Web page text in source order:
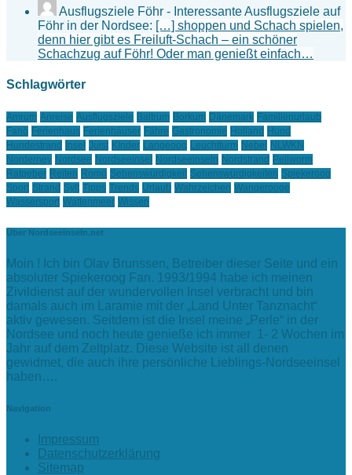
Ausflugsziele Föhr - Interessante Ausflugsziele auf
Föhr in der Nordsee: […] shoppen und Schach spielen,
denn hier gibt es Freiluft-Schach – ein schöner
Schachzug auf Föhr! Oder man genießt einfach…
Schlagwörter
Amrum Anreise Ausflugsziele Baltrum Borkum Dänemark Familienurlaub
Fanö Ferienhaus Ferienhäuser Fähre Gastronomie Holland Hund
Hundestrand Insel Juist KInder Langeoog Leuchtturm Nebel NLWKN
Norderney Nordsee Nordseeinsel Nordseeinseln Nordstrand Pellworm
Ratgeber Reiten Romö Sehenswürdigkeit Sehenswürdigkeiten Spiekeroog
Sport Strand Sylt Tipps Trends Urlaub Wahrzeichen Wangerooge
Wassersport Wattenmeer Wissen
Über Nordseeinseln.net
Moin ! Ich bin Olav Brunssen, Betreiber dieser Seite und ein
absoluter Spiekeroog Fan. 1993/1994 habe ich meinen
Zivildienst auf der wundervollen Insel verbracht und bin
damals auch im Laramie mit der „Land Unter Tanznacht“
aktiv gewesen. Seitdem ist die Insel meine „Perle“ in der
Nordsee und noch heute genieße ich immer 1- 2 Wochen im
Jahr auf dem Zeltplatz. Diese Website ist all denen
gewidmet, die auch ihre persönliche Lieblings-Nordseeinsel
haben….
Navigation
Impressum
Datenschutzerklärung
Sitemap